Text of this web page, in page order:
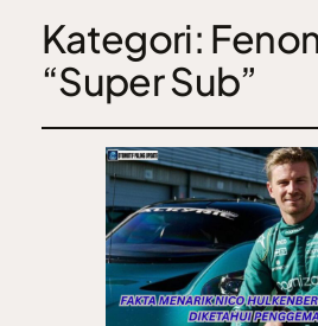
Kategori:
“Super Sub”